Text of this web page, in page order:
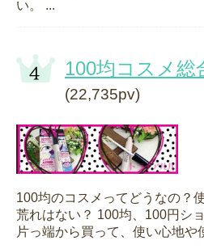
い。 ...
100均コスメ総
(22,735pv)
100均のコスメってどうなの？
荒れはない？ 100均、100円シ
片っ端から買って、使い心地や